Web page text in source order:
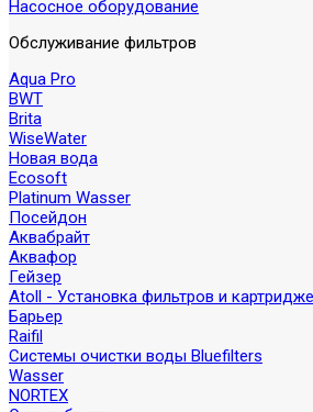
Насосное оборудование
Обслуживание фильтров
Aqua Pro
BWT
Brita
WiseWater
Новая вода
Ecosoft
Platinum Wasser
Посейдон
Аквабрайт
Аквафор
Гейзер
Atoll - Установка фильтров и
Барьер
Raifil
Системы очистки воды Bluefilters
Wasser
NORTEX